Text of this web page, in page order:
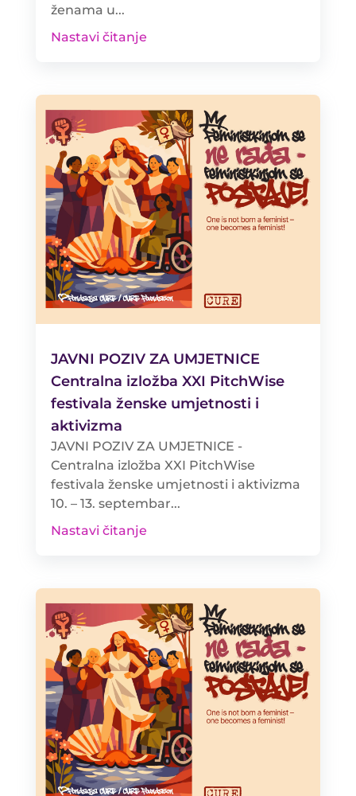
ženama u...
Nastavi čitanje
JAVNI POZIV ZA UMJETNICE
Centralna izložba XXI PitchWise
festivala ženske umjetnosti i
aktivizma
JAVNI POZIV ZA UMJETNICE -
Centralna izložba XXI PitchWise
festivala ženske umjetnosti i aktivizma
10. – 13. septembar...
Nastavi čitanje